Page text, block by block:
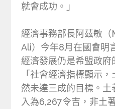
就會成功。」
經濟事務部長阿茲敏
Ali）今年8月在國會明
經濟發展仍是希盟政府
「社會經濟指標顯示
然未達三成的目標。
入為6,267令吉，非土